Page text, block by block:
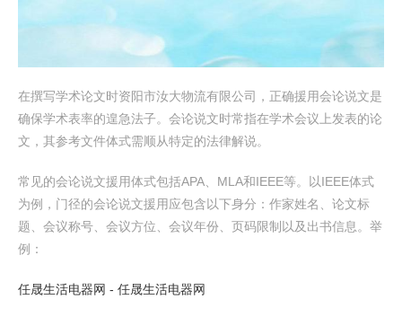
在撰写学术论文时资阳市汝大物流有限公司，正确援用会论说文是
确保学术表率的遑急法子。会论说文时常指在学术会议上发表的论
文，其参考文件体式需顺从特定的法律解说。
常见的会论说文援用体式包括APA、MLA和IEEE等。以IEEE体式
为例，门径的会论说文援用应包含以下身分：作家姓名、论文标
题、会议称号、会议方位、会议年份、页码限制以及出书信息。举
例：
任晟生活电器网 - 任晟生活电器网